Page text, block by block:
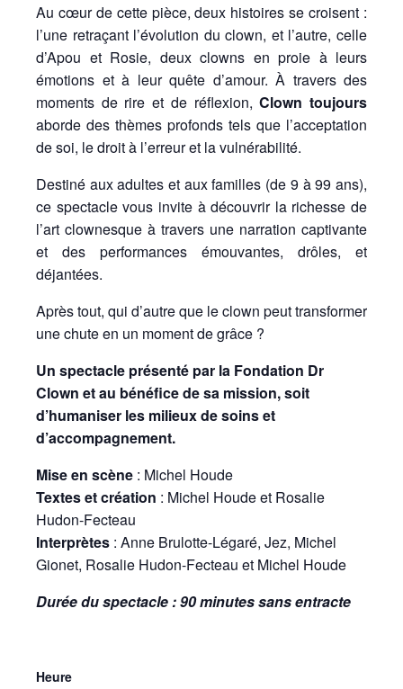
Au cœur de cette pièce, deux histoires se croisent :
l’une retraçant l’évolution du clown, et l’autre, celle
d’Apou et Rosie, deux clowns en proie à leurs
émotions et à leur quête d’amour. À travers des
moments de rire et de réflexion,Clown toujours
aborde des thèmes profonds tels que l’acceptation
de soi, le droit à l’erreur et la vulnérabilité.
Destiné aux adultes et aux familles (de 9 à 99 ans),
ce spectacle vous invite à découvrir la richesse de
l’art clownesque à travers une narration captivante
et des performances émouvantes, drôles, et
déjantées.
Après tout, qui d’autre que le clown peut transformer
une chute en un moment de grâce ?
Un spectacle présenté par la Fondation Dr
Clown et au bénéfice de sa mission, soit
d’humaniser les milieux de soins et
d’accompagnement.
Mise en scène : Michel Houde
Textes et création : Michel Houde et Rosalie
Hudon-Fecteau
Interprètes : Anne Brulotte-Légaré, Jez, Michel
Gionet, Rosalie Hudon-Fecteau et Michel Houde
Durée du spectacle : 90 minutes sans entracte
Heure